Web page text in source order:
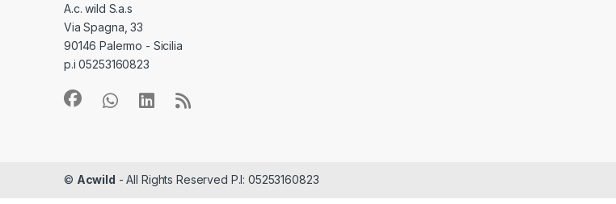
A.c. wild S.a.s
Via Spagna, 33
90146 Palermo - Sicilia
p.i 05253160823
© Acwild - All Rights Reserved P.I: 05253160823